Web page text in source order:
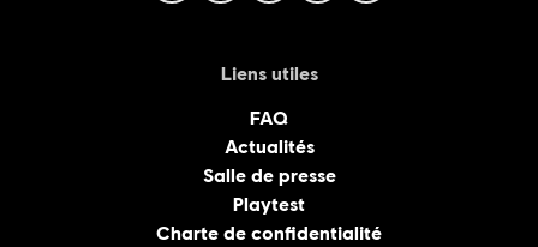
Liens utiles
FAQ
Actualités
Salle de presse
Playtest
Charte de confidentialité